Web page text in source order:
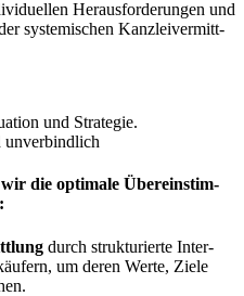
Her­aus­for­de­run­gen und
sys­te­mi­schen Kanz­lei­ver­mitt­
und Stra­te­gie.
unver­bind­lich
die opti­ma­le Über­ein­stim­
durch struk­tu­rier­te Inter­
um deren Wer­te, Zie­le